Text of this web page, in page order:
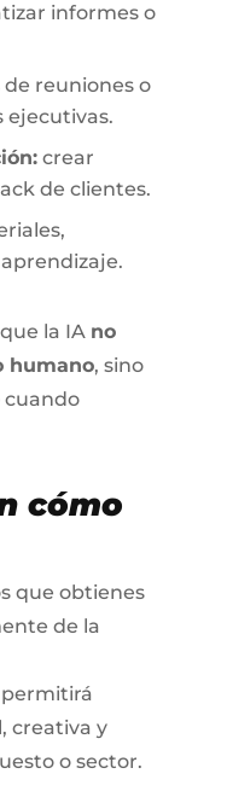
informes o
reuniones o
ejecutivas.
crear
de clientes.
la IA no
humano, sino
cuando
cómo
que obtienes
de la
creativa y
o sector.